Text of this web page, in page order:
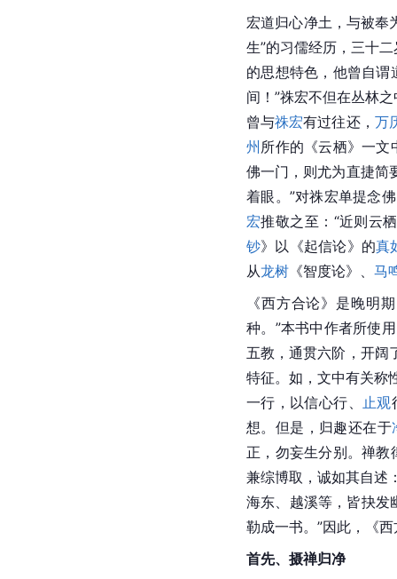
宏道归心净土，与被奉
生”的习儒经历，三十二
的思想特色，他曾自谓
间！”祩宏不但在丛林
曾与祩宏有过往还， 万
州 所作的《云栖》一文
佛一门，则尤为直捷简
着眼。”对祩宏单提念
宏推敬之至：“近则云
钞》以《起信论》的真
从龙树 《智度论》、 马
《西方合论》是晚明
种。”本书中作者所使
五教，通贯六阶，开阔
特征。如，文中有关称
一行，以信心行、
止观
想。但是，归趣还在于
正，勿妄生分别。禅教
兼综博取，诚如其自述
海东、越溪等，皆抉发
勒成一书。”因此，《
首先、摄禅归净